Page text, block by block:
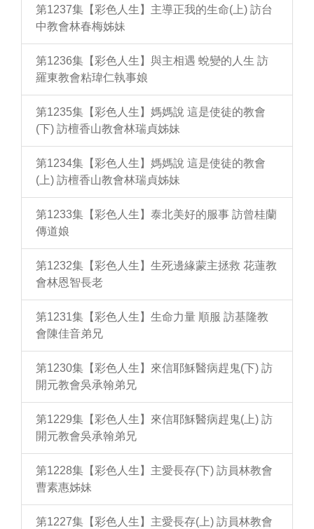
第1237集【彩色人生】主導正我的生命(上) 訪台
中教會林春梅姊妹
第1236集【彩色人生】與主相遇 蛻變的人生 訪
羅東教會粘瑋仁執事娘
第1235集【彩色人生】媽媽說 這是使徒的教會
(下) 訪檀香山教會林瑞貞姊妹
第1234集【彩色人生】媽媽說 這是使徒的教會
(上) 訪檀香山教會林瑞貞姊妹
第1233集【彩色人生】泰北美好的服事 訪曾桂蘭
傳道娘
第1232集【彩色人生】生死邊緣蒙主拯救 花蓮教
會林恩智長老
第1231集【彩色人生】生命力量 順服 訪基隆教
會陳佳音弟兄
第1230集【彩色人生】來信耶穌醫病趕鬼(下) 訪
開元教會吳承翰弟兄
第1229集【彩色人生】來信耶穌醫病趕鬼(上) 訪
開元教會吳承翰弟兄
第1228集【彩色人生】主愛長存(下) 訪員林教會
曹素惠姊妹
第1227集【彩色人生】主愛長存(上) 訪員林教會